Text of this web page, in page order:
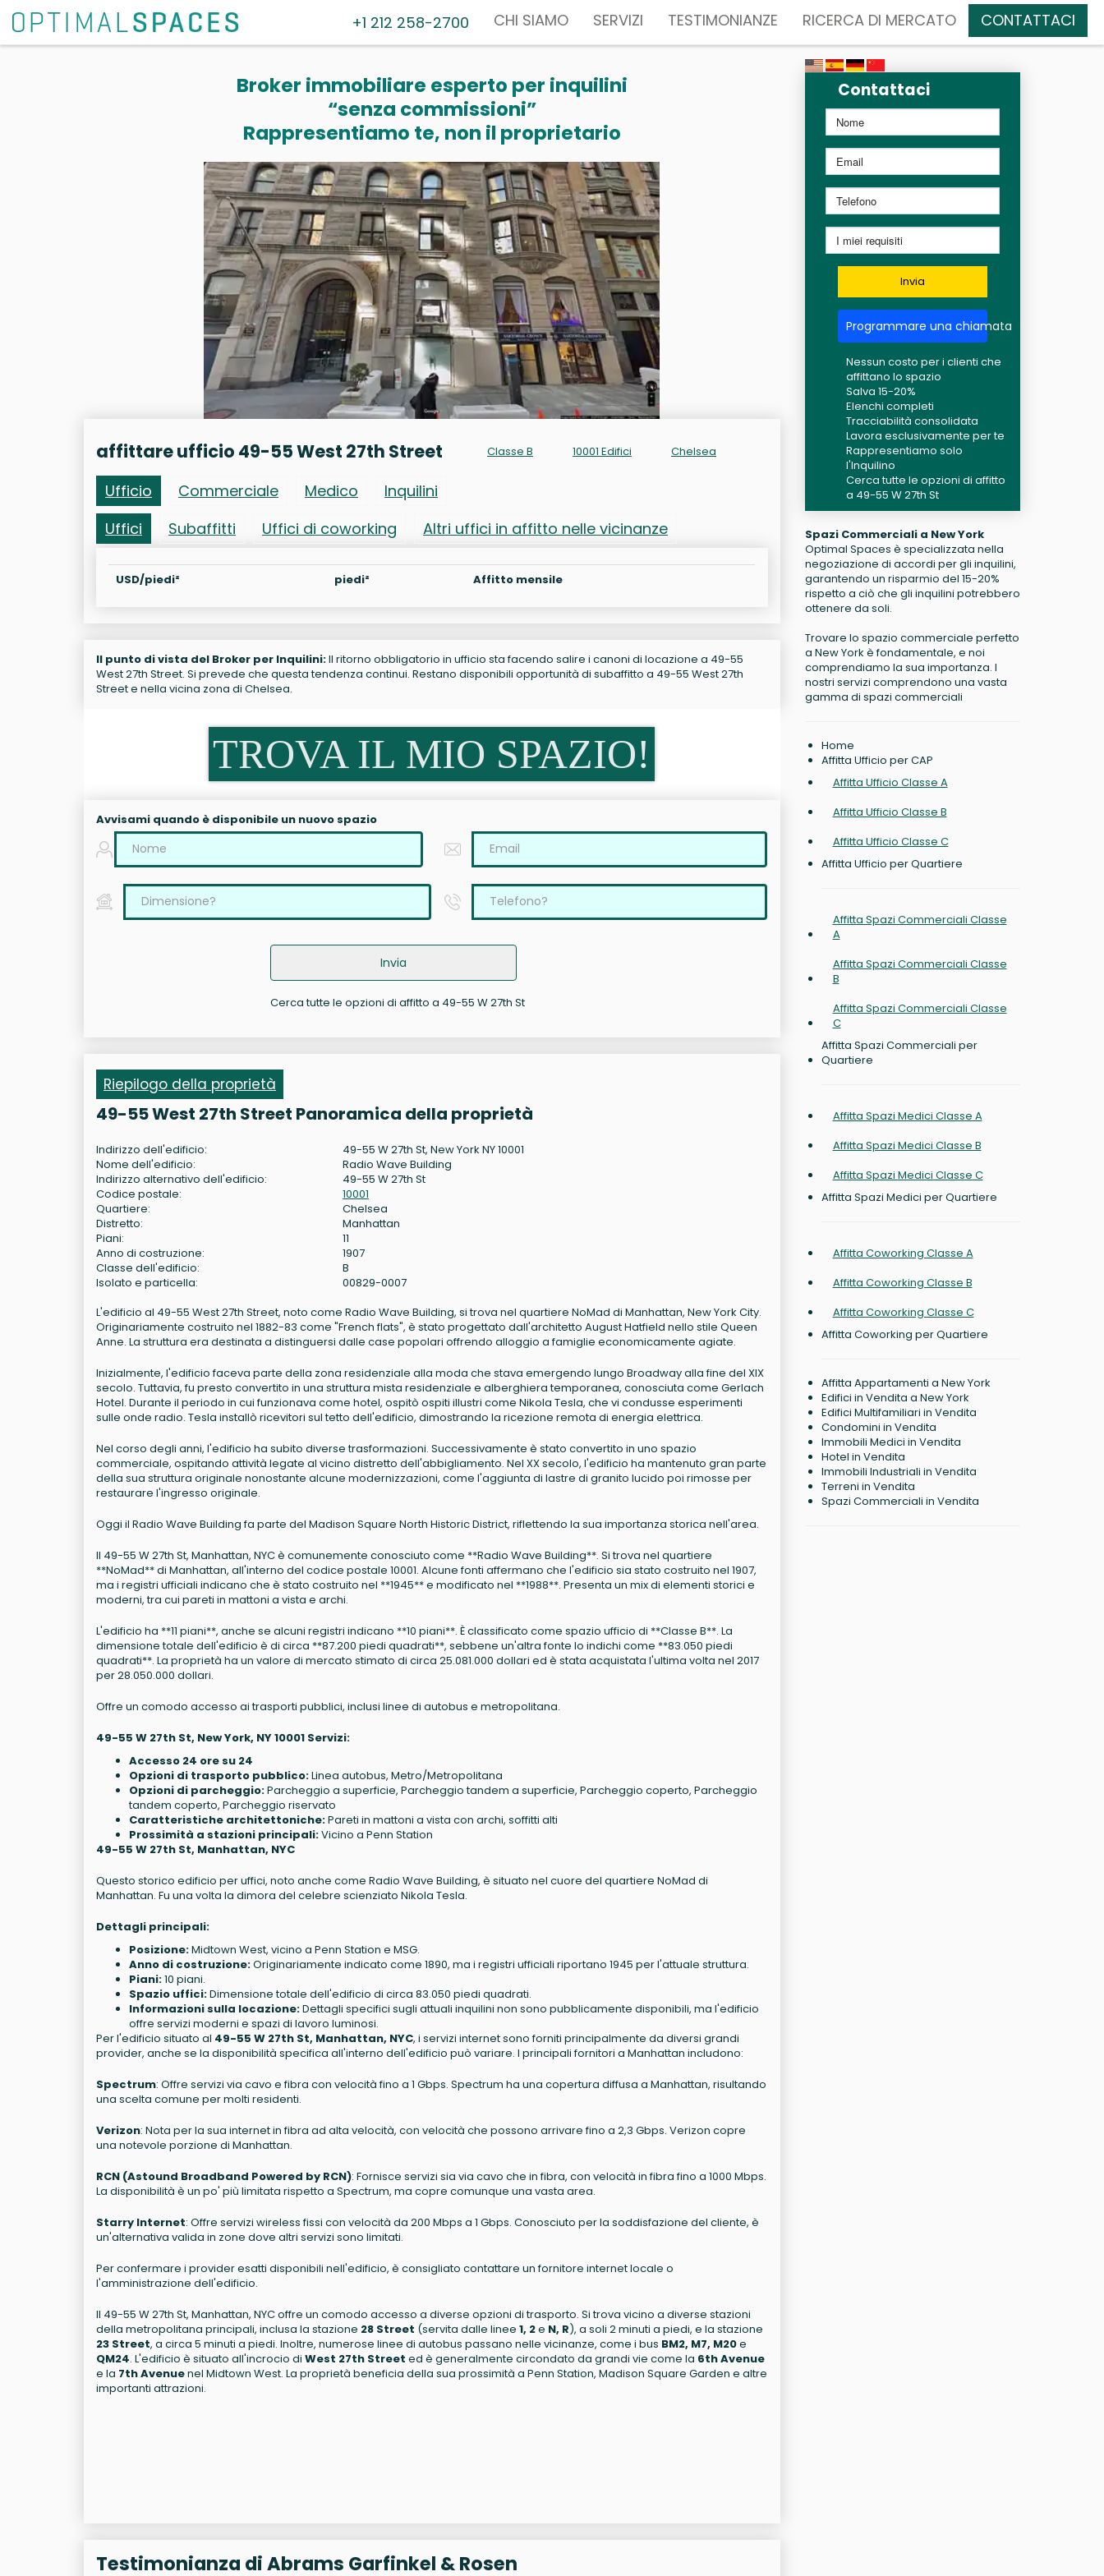
+1 212 258-2700 CHI SIAMO SERVIZI TESTIMONIANZE RICERCA DI MERCATO CONTATTACI
Broker immobiliare esperto per inquilini
“senza commissioni”
Rappresentiamo te, non il proprietario
affittare ufficio 49-55 West 27th Street Classe B 10001 Edifici Chelsea
Ufficio Commerciale Medico
Inquilini
Uffici
Subaffitti Uffici di coworking Altri uffici in affitto nelle vicinanze
USD/piedi² piedi² Affitto mensile
Il punto di vista del Broker per Inquilini:Il ritorno obbligatorio in ufficio sta facendo salire i canoni di locazione a 49-55
West 27th Street. Si prevede che questa tendenza continui. Restano disponibili opportunità di subaffitto a 49-55 West 27th
Street e nella vicina zona di Chelsea.
TROVA IL MIO SPAZIO!
Avvisami quando è disponibile un nuovo spazio
Invia
Cerca tutte le opzioni di affitto a 49-55 W 27th St
Riepilogo della proprietà
49-55 West 27th Street Panoramica della proprietà
Indirizzo dell'edificio:
49-55 W 27th St, New York NY 10001
Nome dell'edificio:
Radio Wave Building
Indirizzo alternativo dell'edificio:
49-55 W 27th St
Codice postale:
10001
Quartiere:
Chelsea
Distretto:
Manhattan
Piani:
11
Anno di costruzione:
1907
Classe dell'edificio:
B
Isolato e particella:
00829-0007
L'edificio al 49-55 West 27th Street, noto come Radio Wave Building, si trova nel quartiere NoMad di Manhattan, New York City.
Originariamente costruito nel 1882-83 come "French flats", è stato progettato dall'architetto August Hatfield nello stile Queen
Anne. La struttura era destinata a distinguersi dalle case popolari offrendo alloggio a famiglie economicamente agiate.
Inizialmente, l'edificio faceva parte della zona residenziale alla moda che stava emergendo lungo Broadway alla fine del XIX
secolo. Tuttavia, fu presto convertito in una struttura mista residenziale e alberghiera temporanea, conosciuta come Gerlach
Hotel. Durante il periodo in cui funzionava come hotel, ospitò ospiti illustri come Nikola Tesla, che vi condusse esperimenti
sulle onde radio. Tesla installò ricevitori sul tetto dell'edificio, dimostrando la ricezione remota di energia elettrica.
Nel corso degli anni, l'edificio ha subito diverse trasformazioni. Successivamente è stato convertito in uno spazio
commerciale, ospitando attività legate al vicino distretto dell'abbigliamento. Nel XX secolo, l'edificio ha mantenuto gran parte
della sua struttura originale nonostante alcune modernizzazioni, come l'aggiunta di lastre di granito lucido poi rimosse per
restaurare l'ingresso originale.
Oggi il Radio Wave Building fa parte del Madison Square North Historic District, riflettendo la sua importanza storica nell'area.
Il 49-55 W 27th St, Manhattan, NYC è comunemente conosciuto come **Radio Wave Building**. Si trova nel quartiere
**NoMad** di Manhattan, all'interno del codice postale 10001. Alcune fonti affermano che l'edificio sia stato costruito nel 1907,
ma i registri ufficiali indicano che è stato costruito nel **1945** e modificato nel **1988**. Presenta un mix di elementi storici e
moderni, tra cui pareti in mattoni a vista e archi.
L'edificio ha **11 piani**, anche se alcuni registri indicano **10 piani**. È classificato come spazio ufficio di **Classe B**. La
dimensione totale dell'edificio è di circa **87.200 piedi quadrati**, sebbene un'altra fonte lo indichi come **83.050 piedi
quadrati**. La proprietà ha un valore di mercato stimato di circa 25.081.000 dollari ed è stata acquistata l'ultima volta nel 2017
per 28.050.000 dollari.
Offre un comodo accesso ai trasporti pubblici, inclusi linee di autobus e metropolitana.
49-55 W 27th St, New York, NY 10001 Servizi:
Accesso 24 ore su 24
Opzioni di trasporto pubblico:Linea autobus, Metro/Metropolitana
Opzioni di parcheggio:Parcheggio a superficie, Parcheggio tandem a superficie, Parcheggio coperto, Parcheggio
tandem coperto, Parcheggio riservato
Caratteristiche architettoniche:Pareti in mattoni a vista con archi, soffitti alti
Prossimità a stazioni principali:Vicino a Penn Station
49-55 W 27th St, Manhattan, NYC
Questo storico edificio per uffici, noto anche come Radio Wave Building, è situato nel cuore del quartiere NoMad di
Manhattan. Fu una volta la dimora del celebre scienziato Nikola Tesla.
Dettagli principali:
Posizione:Midtown West, vicino a Penn Station e MSG.
Anno di costruzione:Originariamente indicato come 1890, ma i registri ufficiali riportano 1945 per l'attuale struttura.
Piani:10 piani.
Spazio uffici:Dimensione totale dell'edificio di circa 83.050 piedi quadrati.
Informazioni sulla locazione:Dettagli specifici sugli attuali inquilini non sono pubblicamente disponibili, ma l'edificio
offre servizi moderni e spazi di lavoro luminosi.
Per l'edificio situato al 49-55 W 27th St, Manhattan, NYC, i servizi internet sono forniti principalmente da diversi grandi
provider, anche se la disponibilità specifica all'interno dell'edificio può variare. I principali fornitori a Manhattan includono:
Spectrum: Offre servizi via cavo e fibra con velocità fino a 1 Gbps. Spectrum ha una copertura diffusa a Manhattan, risultando
una scelta comune per molti residenti.
Verizon: Nota per la sua internet in fibra ad alta velocità, con velocità che possono arrivare fino a 2,3 Gbps. Verizon copre
una notevole porzione di Manhattan.
RCN (Astound Broadband Powered by RCN): Fornisce servizi sia via cavo che in fibra, con velocità in fibra fino a 1000 Mbps.
La disponibilità è un po' più limitata rispetto a Spectrum, ma copre comunque una vasta area.
Starry Internet: Offre servizi wireless fissi con velocità da 200 Mbps a 1 Gbps. Conosciuto per la soddisfazione del cliente, è
un'alternativa valida in zone dove altri servizi sono limitati.
Per confermare i provider esatti disponibili nell'edificio, è consigliato contattare un fornitore internet locale o
l'amministrazione dell'edificio.
Il 49-55 W 27th St, Manhattan, NYC offre un comodo accesso a diverse opzioni di trasporto. Si trova vicino a diverse stazioni
della metropolitana principali, inclusa la stazione 28 Street (servita dalle linee 1, 2e N, R), a soli 2 minuti a piedi, e la stazione
23 Street, a circa 5 minuti a piedi. Inoltre, numerose linee di autobus passano nelle vicinanze, come i bus BM2, M7, M20e
QM24. L'edificio è situato all'incrocio di West 27th Street ed è generalmente circondato da grandi vie come la 6th Avenue
e la 7th Avenuenel Midtown West. La proprietà beneficia della sua prossimità a Penn Station, Madison Square Garden e altre
importanti attrazioni.
Testimonianza di Abrams Garfinkel & Rosen
Contattaci
Invia
Programmare una chiamata
Nessun costo per i clienti che
affittano lo spazio
Salva 15-20%
Elenchi completi
Tracciabilità consolidata
Lavora esclusivamente per te
Rappresentiamo solo
l'Inquilino
Cerca tutte le opzioni di affitto
a 49-55 W 27th St
Spazi Commerciali a New York
Optimal Spaces è specializzata nella
negoziazione di accordi per gli inquilini,
garantendo un risparmio del 15-20%
rispetto a ciò che gli inquilini potrebbero
ottenere da soli.
Trovare lo spazio commerciale perfetto
a New York è fondamentale, e noi
comprendiamo la sua importanza. I
nostri servizi comprendono una vasta
gamma di spazi commerciali
Home
Affitta Ufficio per CAP
Affitta Ufficio Classe A
Affitta Ufficio Classe B
Affitta Ufficio Classe C
Affitta Ufficio per Quartiere
Affitta Spazi Commerciali Classe
A
Affitta Spazi Commerciali Classe
B
Affitta Spazi Commerciali Classe
C
Affitta Spazi Commerciali per
Quartiere
Affitta Spazi Medici Classe A
Affitta Spazi Medici Classe B
Affitta Spazi Medici Classe C
Affitta Spazi Medici per Quartiere
Affitta Coworking Classe A
Affitta Coworking Classe B
Affitta Coworking Classe C
Affitta Coworking per Quartiere
Affitta Appartamenti a New York
Edifici in Vendita a New York
Edifici Multifamiliari in Vendita
Condomini in Vendita
Immobili Medici in Vendita
Hotel in Vendita
Immobili Industriali in Vendita
Terreni in Vendita
Spazi Commerciali in Vendita